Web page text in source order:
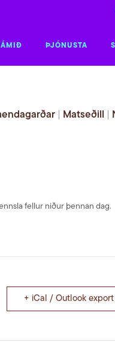
ÞJÓNUSTA
Matseðill
fellur niður þennan dag.
+ iCal / Outlook export